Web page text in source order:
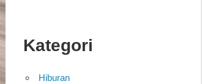
Kategori
Hiburan